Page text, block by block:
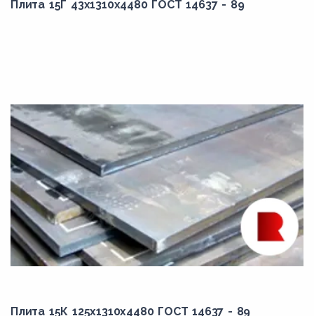
Плита 15Г 43x1310x4480 ГОСТ 14637 - 89
Плита 15К 125x1310x4480 ГОСТ 14637 - 89